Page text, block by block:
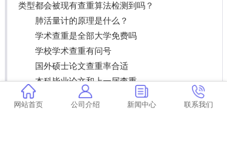
类型都会被现有查重算法检测到吗？
肺活量计的原理是什么？
学术查重是全部大学免费吗
学校学术查重有问号
国外硕士论文查重率合适
本科毕业论文和上一届查重
学术查重检测系统论文引用 引用内容过短学术
检测系统能检测到引文吗？
网站首页 公司介绍 新闻中心 联系我们